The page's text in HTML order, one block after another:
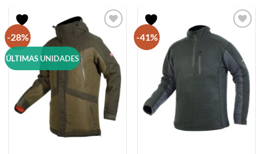
144,00€.
-28%
ÚLTIMAS UNIDADES
-41%